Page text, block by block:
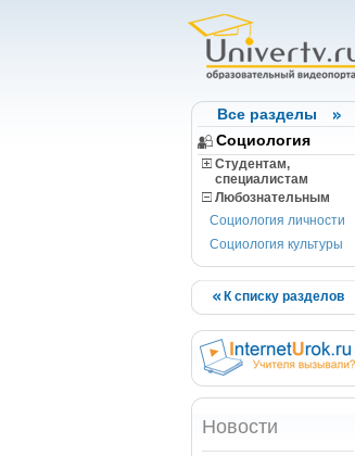
Все разделы
Социология
Студентам,
cпециалистам
Любознательным
Социология личности
Социология культуры
К списку разделов
Новости